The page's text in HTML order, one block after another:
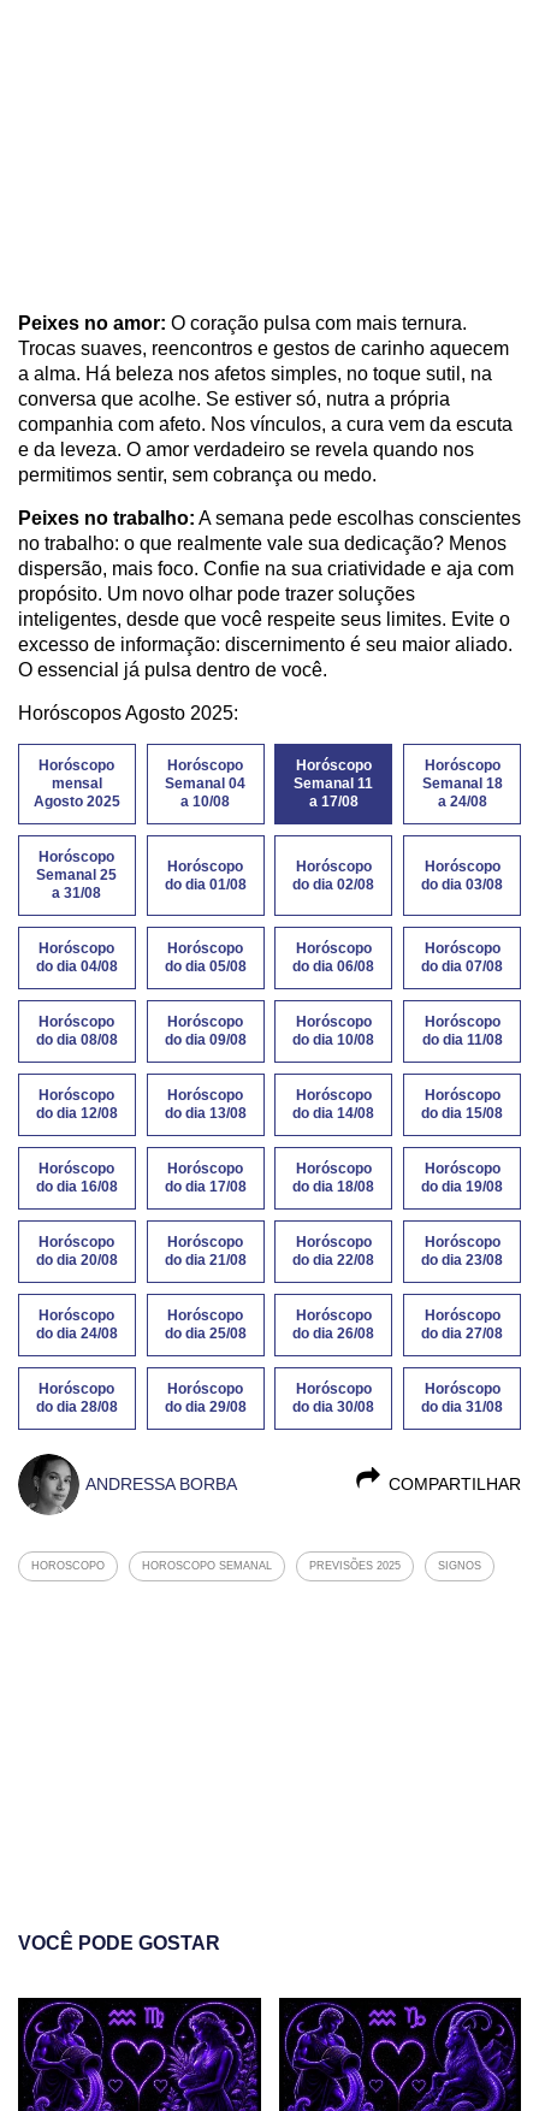
Peixes no amor: O coração pulsa com mais ternura.
Trocas suaves, reencontros e gestos de carinho aquecem
a alma. Há beleza nos afetos simples, no toque sutil, na
conversa que acolhe. Se estiver só, nutra a própria
companhia com afeto. Nos vínculos, a cura vem da escuta
e da leveza. O amor verdadeiro se revela quando nos
permitimos sentir, sem cobrança ou medo.
Peixes no trabalho: A semana pede escolhas conscientes
no trabalho: o que realmente vale sua dedicação? Menos
dispersão, mais foco. Confie na sua criatividade e aja com
propósito. Um novo olhar pode trazer soluções
inteligentes, desde que você respeite seus limites. Evite o
excesso de informação: discernimento é seu maior aliado.
O essencial já pulsa dentro de você.
Horóscopos Agosto 2025:
Horóscopo
mensal
Agosto 2025
Horóscopo
Semanal 04
a 10/08
Horóscopo
Semanal 11
a 17/08
Horóscopo
Semanal 18
a 24/08
Horóscopo
Semanal 25
a 31/08
Horóscopo
do dia 01/08
Horóscopo
do dia 02/08
Horóscopo
do dia 03/08
Horóscopo
do dia 04/08
Horóscopo
do dia 05/08
Horóscopo
do dia 06/08
Horóscopo
do dia 07/08
Horóscopo
do dia 08/08
Horóscopo
do dia 09/08
Horóscopo
do dia 10/08
Horóscopo
do dia 11/08
Horóscopo
do dia 12/08
Horóscopo
do dia 13/08
Horóscopo
do dia 14/08
Horóscopo
do dia 15/08
Horóscopo
do dia 16/08
Horóscopo
do dia 17/08
Horóscopo
do dia 18/08
Horóscopo
do dia 19/08
Horóscopo
do dia 20/08
Horóscopo
do dia 21/08
Horóscopo
do dia 22/08
Horóscopo
do dia 23/08
Horóscopo
do dia 24/08
Horóscopo
do dia 25/08
Horóscopo
do dia 26/08
Horóscopo
do dia 27/08
Horóscopo
do dia 28/08
Horóscopo
do dia 29/08
Horóscopo
do dia 30/08
Horóscopo
do dia 31/08
COMPARTILHAR
ANDRESSA BORBA
HOROSCOPO HOROSCOPO SEMANAL PREVISÕES 2025 SIGNOS
VOCÊ PODE GOSTAR